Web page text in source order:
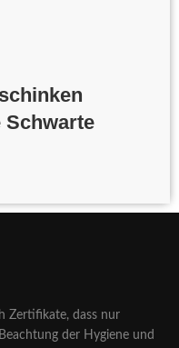
Schwarte
Zertifikate, dass nur
der Hygiene und